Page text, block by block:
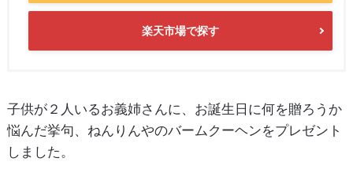
楽天市場で探す
子供が２人いるお義姉さんに、お誕生日に何を贈ろうか
悩んだ挙句、ねんりんやのバームクーヘンをプレゼント
しました。